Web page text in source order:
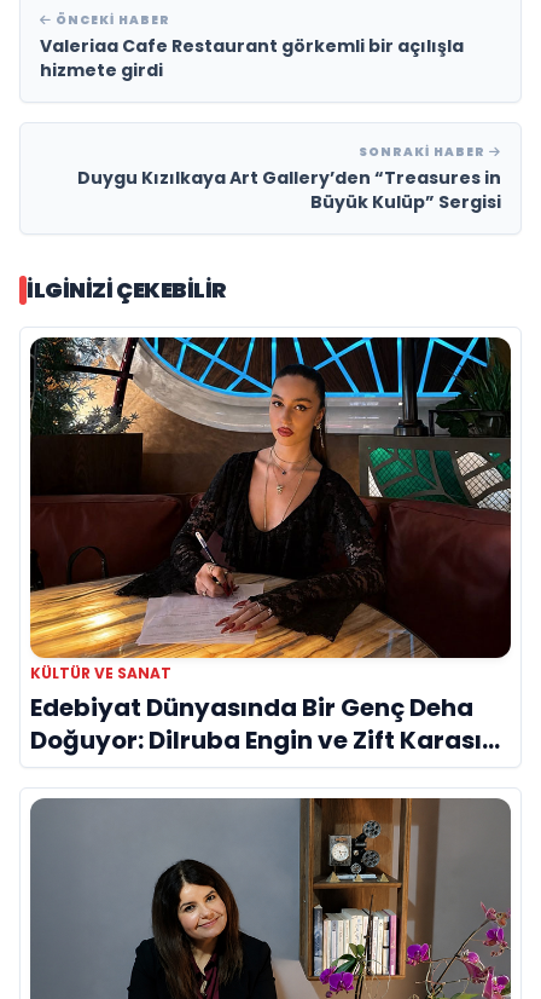
ÖNCEKI HABER
Valeriaa Cafe Restaurant görkemli bir açılışla
hizmete girdi
SONRAKI HABER
Duygu Kızılkaya Art Gallery’den “Treasures in
Büyük Kulüp” Sergisi
İLGINIZI ÇEKEBILIR
KÜLTÜR VE SANAT
Edebiyat Dünyasında Bir Genç Deha
Doğuyor: Dilruba Engin ve Zift Karası
Evreni ‘AVENOİR’